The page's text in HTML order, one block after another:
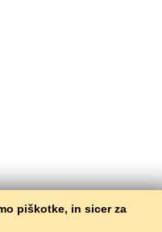
piškotke, in sicer za